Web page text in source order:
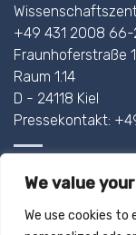
We value
We use cookies to
+49 431 2008 66-
Fraunhoferstraße
Raum 1.14
D - 24118 Kiel
Pressekontakt:
IMPRESSUM